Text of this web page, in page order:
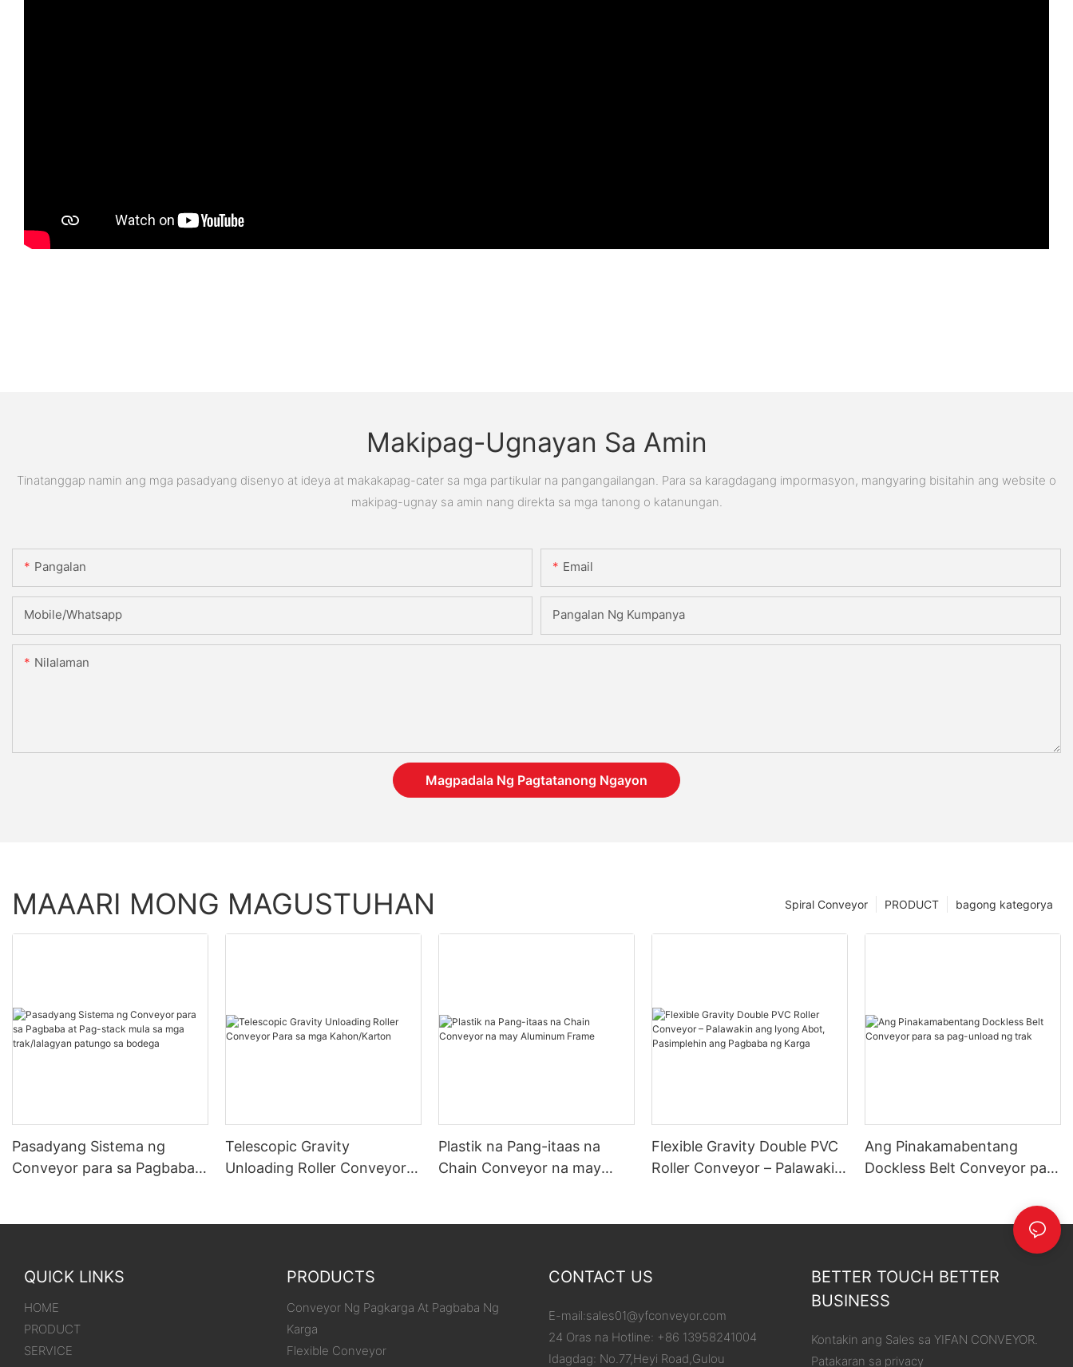
Makipag-Ugnayan Sa Amin
Tinatanggap namin ang mga pasadyang disenyo at ideya at makakapag-cater sa mga partikular na pangangailangan. Para sa karagdagang impormasyon, mangyaring bisitahin ang website o
makipag-ugnay sa amin nang direkta sa mga tanong o katanungan.
Pangalan Email
Mobile/Whatsapp Pangalan Ng Kumpanya
Nilalaman
Magpadala Ng Pagtatanong Ngayon
MAAARI MONG MAGUSTUHAN bagong kategorya
PRODUCT
Spiral Conveyor
Pasadyang Sistema ng
Conveyor para sa Pagbaba
Telescopic Gravity
Unloading Roller Conveyor
Plastik na Pang-itaas na
Chain Conveyor na may
Flexible Gravity Double PVC
Roller Conveyor – Palawakin
Ang Pinakamabentang
Dockless Belt Conveyor para
QUICK LINKS
HOME
PRODUCT
SERVICE
PRODUCTS
Conveyor Ng Pagkarga At Pagbaba Ng
Karga
Flexible Conveyor
CONTACT US
E-mail:sales01@yfconveyor.com
24 Oras na Hotline: +86 13958241004
Idagdag: No.77,Heyi Road,Gulou
BETTER TOUCH BETTER
BUSINESS
Kontakin ang Sales sa YIFAN CONVEYOR.
Patakaran sa privacy